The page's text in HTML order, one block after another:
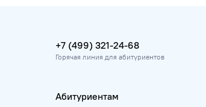
+7 (499) 321-24-68
Горячая линия для абитуриентов
Абитуриентам